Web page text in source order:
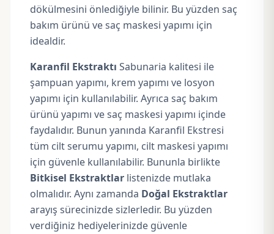
dökülmesini önlediğiyle bilinir. Bu yüzden saç
bakım ürünü ve saç maskesi yapımı için
idealdir.
Karanfil Ekstraktı Sabunaria kalitesi ile
şampuan yapımı, krem yapımı ve losyon
yapımı için kullanılabilir. Ayrıca saç bakım
ürünü yapımı vesaç maskesi yapımı içinde
faydalıdır. Bunun yanında Karanfil Ekstresi
tüm cilt serumu yapımı, cilt maskesi yapımı
için güvenle kullanılabilir. Bununla birlikte
Bitkisel Ekstraktlar listenizde mutlaka
olmalıdır. Aynı zamanda Doğal Ekstraktlar
arayış sürecinizde sizlerledir. Bu yüzden
verdiğiniz hediyelerinizde güvenle